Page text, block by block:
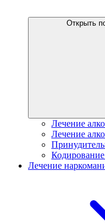
Открыть
Лечение
Лечение
Кодирование
Лечение